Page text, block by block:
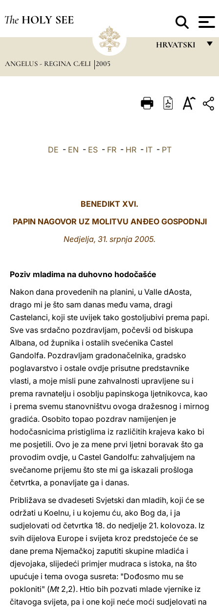
The HOLY SEE
HRVATSKI
ITALIANO
中文
ANGELUS - REGINA CÆLI 2005
DE - EN - ES- FR- HR- IT- PT
BENEDIKT XVI.
PAPIN NAGOVOR UZ MOLITVU ANĐEO GOSPODNJI
Nedjelja, 31. srpnja 2005.
Poziv mladima na duhovno hodočašće
Nakon dana provedenih na planini, u Valle dAosta,
drago mi je što sam danas među vama, dragi
Castelanci, koji ste uvijek tako gostoljubivi prema papi.
Sve vas srdačno pozdravljam, počevši od biskupa
Albana, od župnika i ostalih svećenika Castel
Gandolfa. Pozdravljam gradonačelnika, gradsko
poglavarstvo i ostale ovdje prisutne predstavnike
vlasti, a moje misli pune zahvalnosti upravljene su i
prema ravnatelju i osoblju papinskoga ljetnikovca, kao
i prema svemu stanovništvu ovoga dražesnog i mirnog
gradića. Osobito topao pozdrav namijenjen je
hodočasnicima pristiglima iz različitih krajeva kako bi
me posjetili. Ovo je za mene prvi ljetni boravak što ga
provodim ovdje, u Castel Gandolfu: zahvaljujem na
svečanome prijemu što ste mi ga iskazali prošloga
četvrtka, a ponavljate ga i danas.
Približava se dvadeseti Svjetski dan mladih, koji će se
održati u Koelnu, i u kojemu ću, ako Bog da, i ja
sudjelovati od četvrtka 18. do nedjelje 21. kolovoza. Iz
svih dijelova Europe i svijeta kroz predstojeće će se
dane prema Njemačkoj zaputiti skupine mladića i
djevojaka, slijedeći primjer mudraca s istoka, na što
upućuje i tema ovoga susreta: "Dođosmo mu se
pokloniti" (Mt2,2). Htio bih pozvati mlade vjernike iz
čitavoga svijeta, pa i one koji neće moći sudjelovati na